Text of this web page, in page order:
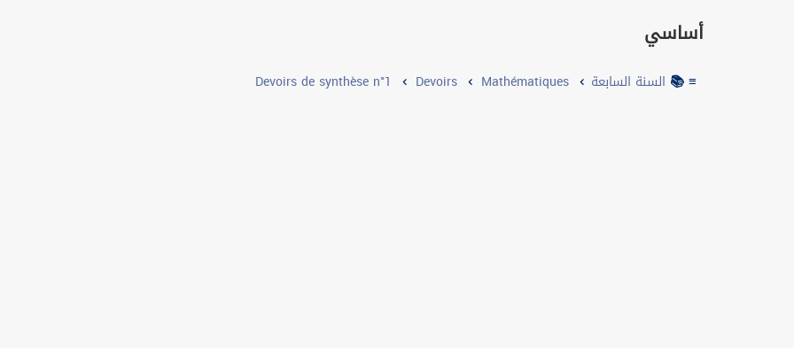
أساسي
≡ 📚 السنة السابعة Mathématiques
Devoirs
Devoirs de synthèse n°1